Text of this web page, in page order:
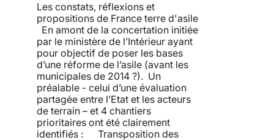
Les constats, réflexions et
propositions de France terre d'asile
En amont de la concertation initiée
par le ministère de l’Intérieur ayant
pour objectif de poser les bases
d’une réforme de l’asile (avant les
municipales de 2014 ?). Un
préalable - celui d’une évaluation
partagée entre l’Etat et les acteurs
de terrain – et 4 chantiers
prioritaires ont été clairement
identifiés : Transposition des